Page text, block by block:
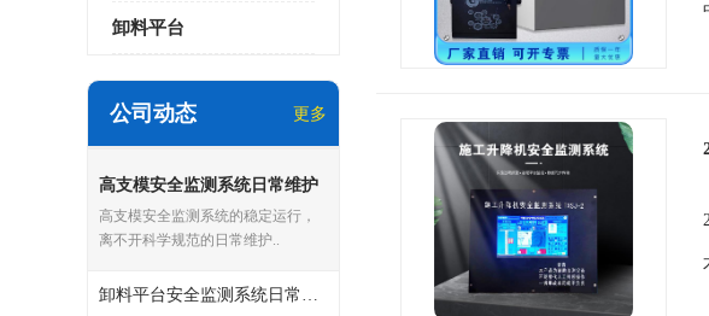
卸料平台
公司动态 更多
高支模安全监测系统日常维护
要点，创宇电子济南服务中心
可咨询
高支模安全监测系统的稳定运行，
离不开科学规范的日常维护..
卸料平台安全监测系统日常维护注意事项，创宇电子整理实用建议